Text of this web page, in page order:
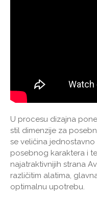
U procesu dizajna
stil dimenzije za
se veličina
posebnog karaktera i
najatraktivnijih strana
različitim alatima,
optimalnu upotrebu.